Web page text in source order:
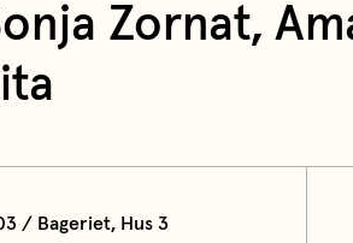
Zornat,
/ Bageriet, Hus 3